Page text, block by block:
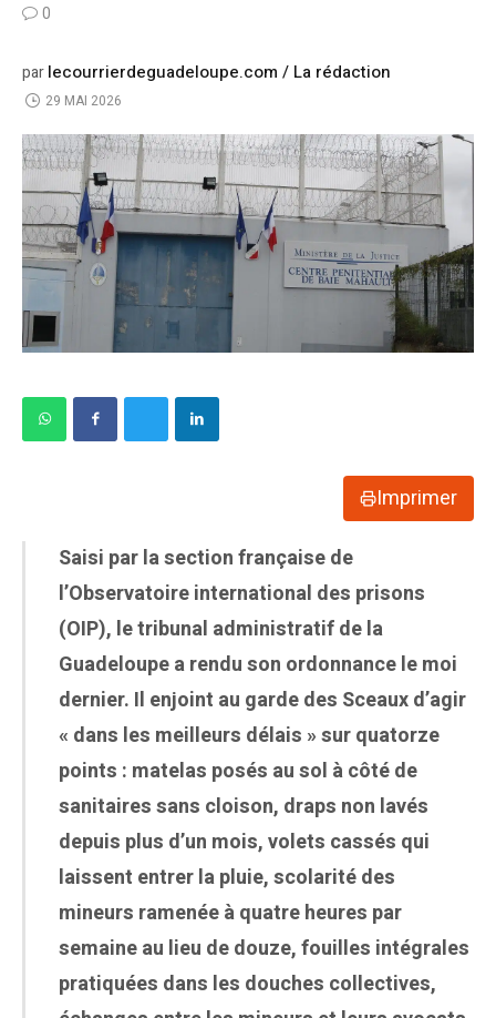
0
parlecourrierdeguadeloupe.com / La rédaction
29 MAI 2026
Imprimer
Saisi par la section française de
l’Observatoire international des prisons
(OIP), le tribunal administratif de la
Guadeloupe a rendu son ordonnance le moi
dernier. Il enjoint au garde des Sceaux d’agir
« dans les meilleurs délais » sur quatorze
points : matelas posés au sol à côté de
sanitaires sans cloison, draps non lavés
depuis plus d’un mois, volets cassés qui
laissent entrer la pluie, scolarité des
mineurs ramenée à quatre heures par
semaine au lieu de douze, fouilles intégrales
pratiquées dans les douches collectives,